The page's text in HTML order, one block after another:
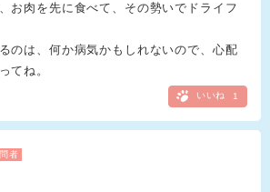
お肉を先に食べて、その勢いでドライフ
のは、何か病気かもしれないので、心配
てね。
いいね 1
者